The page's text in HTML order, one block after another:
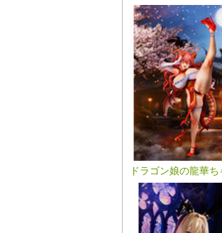
ドラゴン娘の龍華ち